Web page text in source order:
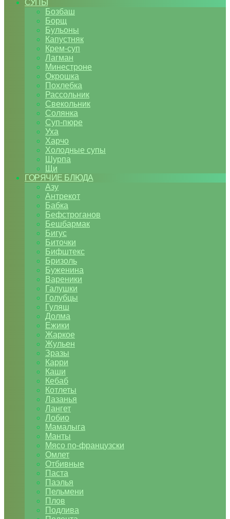
СУПЫ
Бозбаш
Борщ
Бульоны
Капустняк
Крем-суп
Лагман
Минестроне
Окрошка
Похлебка
Рассольник
Свекольник
Солянка
Суп-пюре
Уха
Харчо
Холодные супы
Шурпа
Щи
ГОРЯЧИЕ БЛЮДА
Азу
Антрекот
Бабка
Бефстроганов
Бешбармак
Бигус
Биточки
Бифштекс
Бризоль
Буженина
Вареники
Галушки
Голубцы
Гуляш
Долма
Ежики
Жаркое
Жульен
Зразы
Карри
Каши
Кебаб
Котлеты
Лазанья
Лангет
Лобио
Мамалыга
Манты
Мясо по-французски
Омлет
Отбивные
Паста
Паэлья
Пельмени
Плов
Подлива